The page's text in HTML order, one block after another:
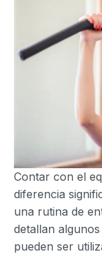
Contar con el
diferencia
una rutina de
detallan
pueden ser